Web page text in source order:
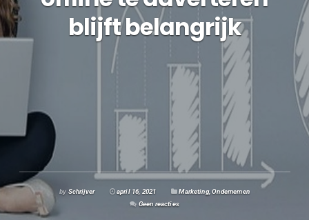
blijft belangrijk
by Schrijver april 16, 2021 Marketing,Ondernemen
Geen reacties